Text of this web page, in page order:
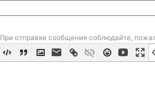
При отправке сообщения соблюдайте,